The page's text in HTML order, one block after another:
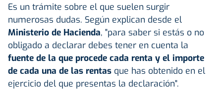
Es un trámite sobre el que suelen surgir
numerosas dudas. Según explican desde el
Ministerio de Hacienda, "para saber si estás o no
obligado a declarar debes tener en cuenta la
fuente de la que procede cada renta y el importe
de cada una de las rentas que has obtenido en el
ejercicio del que presentas la declaración".